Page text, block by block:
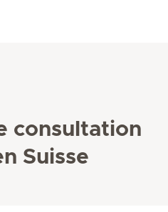
consultation
Suisse